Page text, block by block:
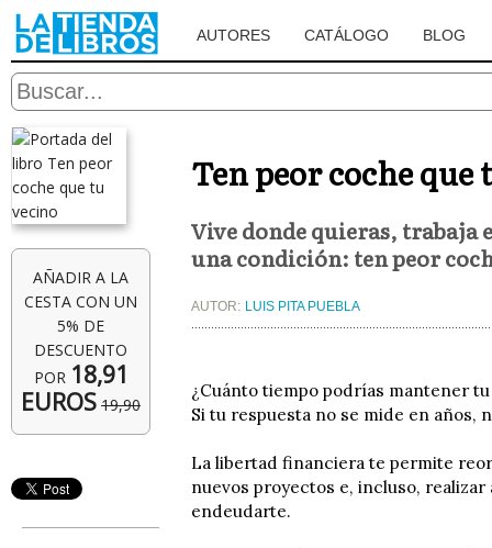
AUTORES CATÁLOGO BLOG
AÑADIR A LA
CESTA CON UN
5% DE
DESCUENTO
POR 18,91
EUROS 19,90
Ten peor coche que
Vive donde quieras, trabaja
una condición: ten peor
AUTOR: LUIS PITA PUEBLA
¿Cuánto tiempo podrías mantener
Si tu respuesta no se mide en años,
La libertad financiera te permite
nuevos proyectos e, incluso,
endeudarte.